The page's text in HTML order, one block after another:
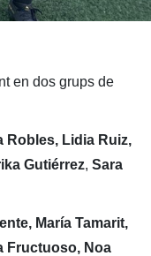
en dos grups de
Robles, Lidia Ruiz,
Gutiérrez, Sara
María Tamarit,
Fructuoso, Noa